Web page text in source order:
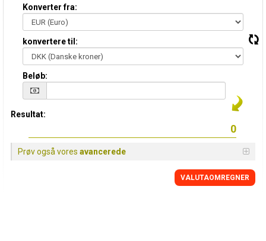
Konverter fra:
konvertere til:
Beløb:
Resultat:
Prøv også vores avancerede
VALUTAOMREGNER